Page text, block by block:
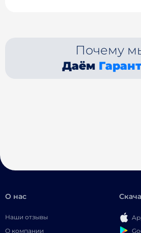
Почему
Даём
О нас
Наши отзывы
О компании